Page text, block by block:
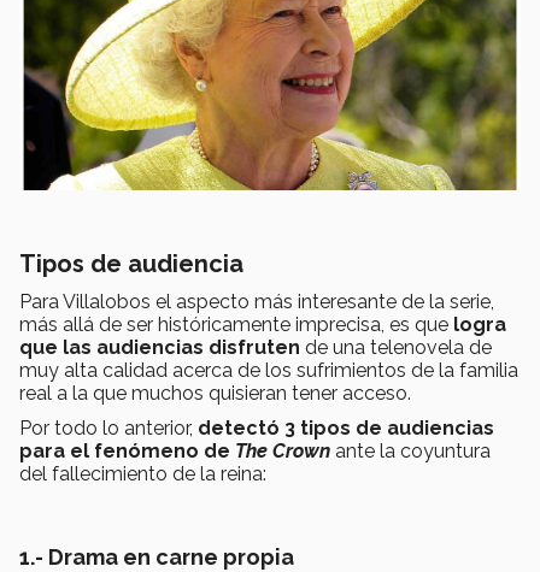
Tipos de audiencia
Para Villalobos el aspecto más interesante de la serie,
más allá de ser históricamente imprecisa, es que logra
que las audiencias disfruten de una telenovela de
muy alta calidad acerca de los sufrimientos de la familia
real a la que muchos quisieran tener acceso.
Por todo lo anterior, detectó 3 tipos de audiencias
para el fenómeno de The Crown ante la coyuntura
del fallecimiento de la reina:
1.- Drama en carne propia